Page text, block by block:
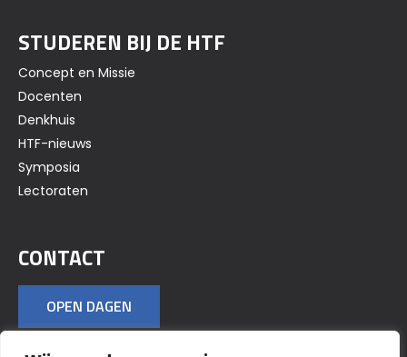
STUDEREN BIJ DE HTF
Concept en Missie
Docenten
Denkhuis
HTF-nieuws
Symposia
Lectoraten
CONTACT
OPEN DAGEN